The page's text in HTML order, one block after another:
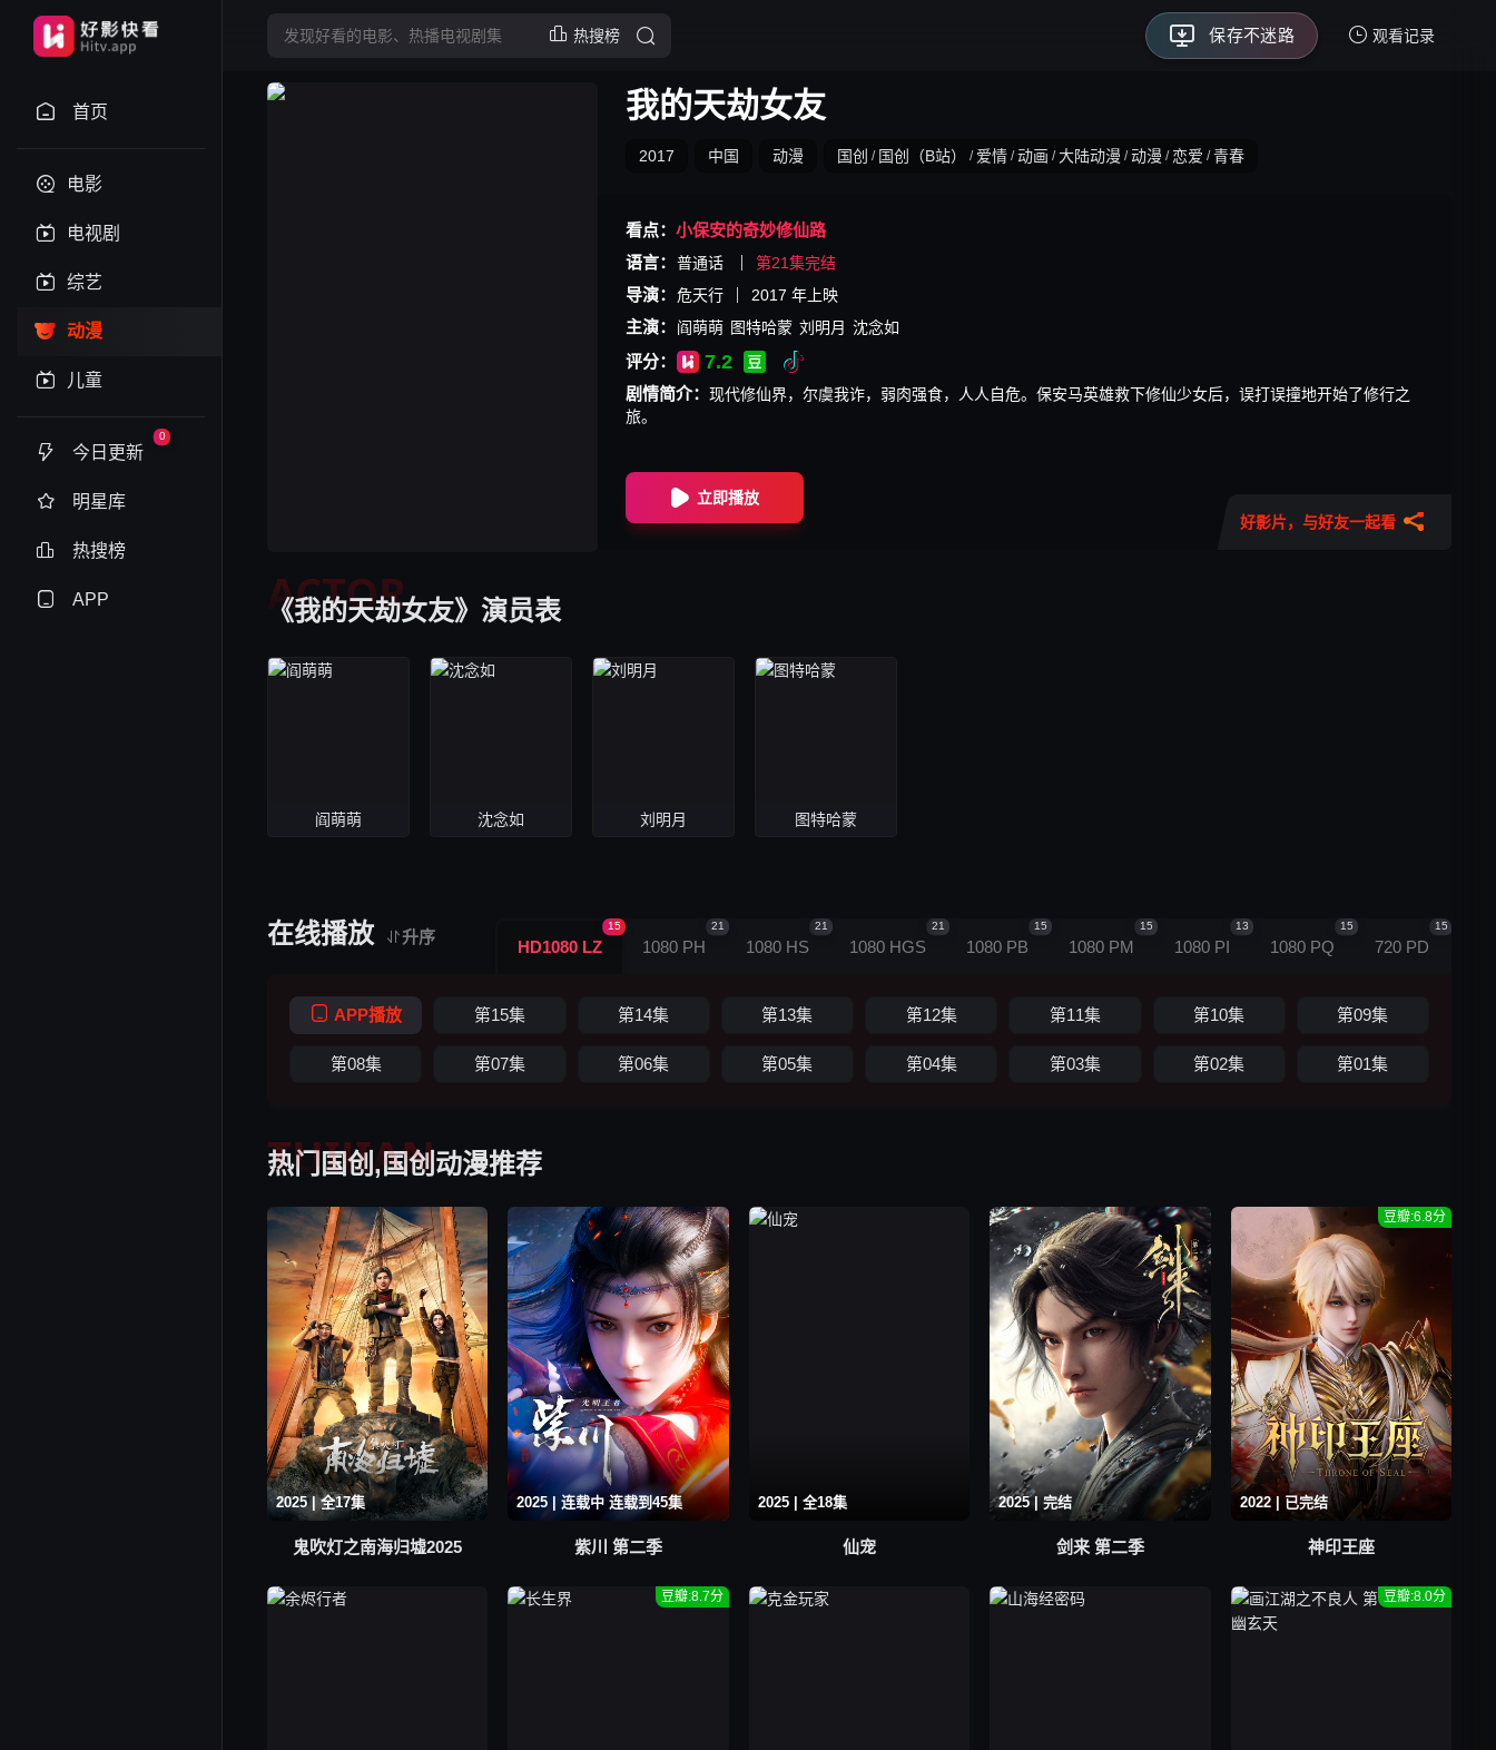
热搜榜
保存不迷路
永久回家页
观看记录
首页
电影
电视剧
综艺
动漫
儿童
今日更新
0
明星库
热搜榜
APP
我的天劫女友
2017 中国 动漫 国创 / 国创（B站） / 爱情 / 动画 / 大陆动漫 / 动漫 / 恋爱 / 青春
看点： 小保安的奇妙修仙路
语言： 普通话 第21集完结
导演： 危天行 2017 年上映
主演： 阎萌萌 图特哈蒙 刘明月 沈念如
评分： 7.2
剧情简介： 现代修仙界，尔虞我诈，弱肉强食，人人自危。保安马英雄救下修仙少女后，误打误撞地开始了修行之
旅。
好影片，与好友一起看
立即播放
《我的天劫女友》演员表
ACTOR
阎萌萌 沈念如 刘明月 图特哈蒙
在线播放 升序
HD1080 LZ
15
1080 PH
21
1080 HS
21
1080 HGS
21
1080 PB
15
1080 PM
15
1080 PI
13
1080 PQ
15
720 PD
15
APP播放 第15集 第14集 第13集 第12集 第11集 第10集 第09集
第08集 第07集 第06集 第05集 第04集 第03集 第02集 第01集
热门国创,国创动漫推荐
TUIJIAN
2025 | 全17集
鬼吹灯之南海归墟2025
2025 | 连载中 连载到45集
紫川 第二季
2025 | 全18集
仙宠
2025 | 完结
剑来 第二季
2022 | 已完结
豆瓣:6.8分
神印王座
豆瓣:8.7分 豆瓣:8.0分